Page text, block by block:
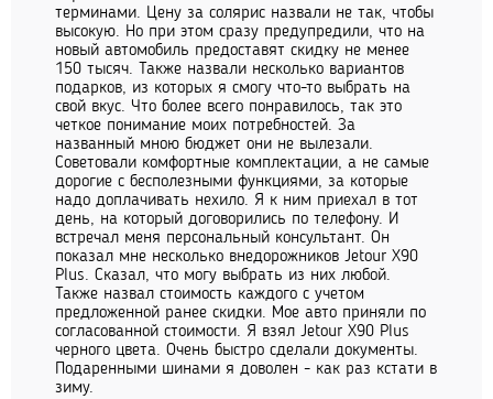
терминами. Цену за солярис назвали не так, чтобы
высокую. Но при этом сразу предупредили, что на
новый автомобиль предоставят скидку не менее
150 тысяч. Также назвали несколько вариантов
подарков, из которых я смогу что-то выбрать на
свой вкус. Что более всего понравилось, так это
четкое понимание моих потребностей. За
названный мною бюджет они не вылезали.
Советовали комфортные комплектации, а не самые
дорогие с бесполезными функциями, за которые
надо доплачивать нехило. Я к ним приехал в тот
день, на который договорились по телефону. И
встречал меня персональный консультант. Он
показал мне несколько внедорожников Jetour X90
Plus. Сказал, что могу выбрать из них любой.
Также назвал стоимость каждого с учетом
предложенной ранее скидки. Мое авто приняли по
согласованной стоимости. Я взял Jetour X90 Plus
черного цвета. Очень быстро сделали документы.
Подаренными шинами я доволен - как раз кстати в
зиму.